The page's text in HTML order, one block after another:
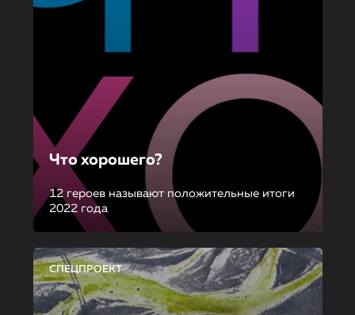
Что хорошего?
12 героев называют положительные итоги
2022 года
СПЕЦПРОЕКТ